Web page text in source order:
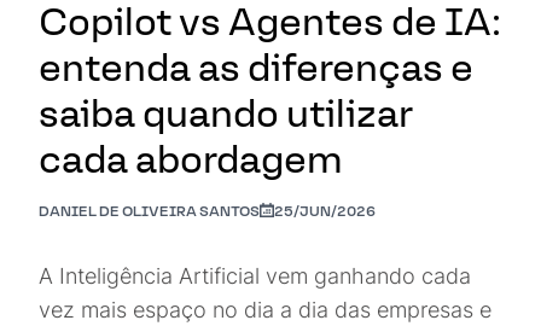
Copilot vs Agentes de IA:
entenda as diferenças e
saiba quando utilizar
cada abordagem
DANIEL DE OLIVEIRA SANTOS 25/JUN/2026
A Inteligência Artificial vem ganhando cada
vez mais espaço no dia a dia das empresas e